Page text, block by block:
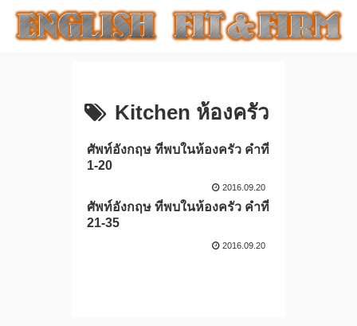
Kitchen ห้องครัว
ศัพท์อังกฤษ ที่พบในห้องครัว คำที่
1-20
2016.09.20
ศัพท์อังกฤษ ที่พบในห้องครัว คำที่
21-35
2016.09.20